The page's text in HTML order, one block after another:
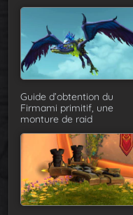
Guide d’obtention du
Firmami primitif, une
monture de raid